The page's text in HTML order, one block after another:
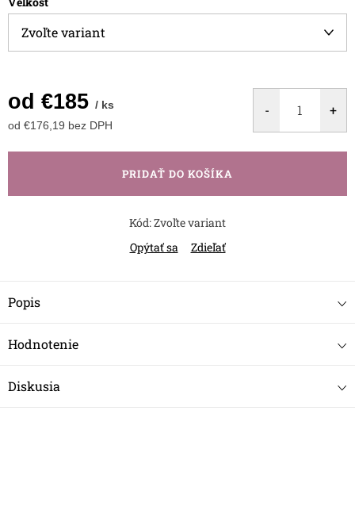
od €185 / ks
od €176,19 bez DPH
cena:
PRIDAŤ DO KOŠÍKA
Kód:Zvoľte variant
Opýtať sa
Zdieľať
Popis
Hodnotenie
Diskusia